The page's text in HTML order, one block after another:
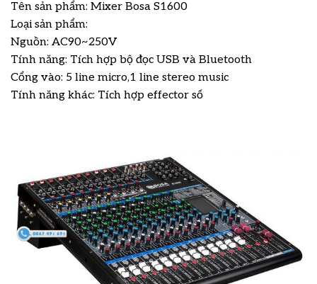
Tên sản phẩm: Mixer Bosa S1600
Loại sản phẩm:
Nguồn: AC90~250V
Tính năng: Tích hợp bộ đọc USB và Bluetooth
Cổng vào: 5 line micro,1 line stereo music
Tính năng khác: Tích hợp effector số